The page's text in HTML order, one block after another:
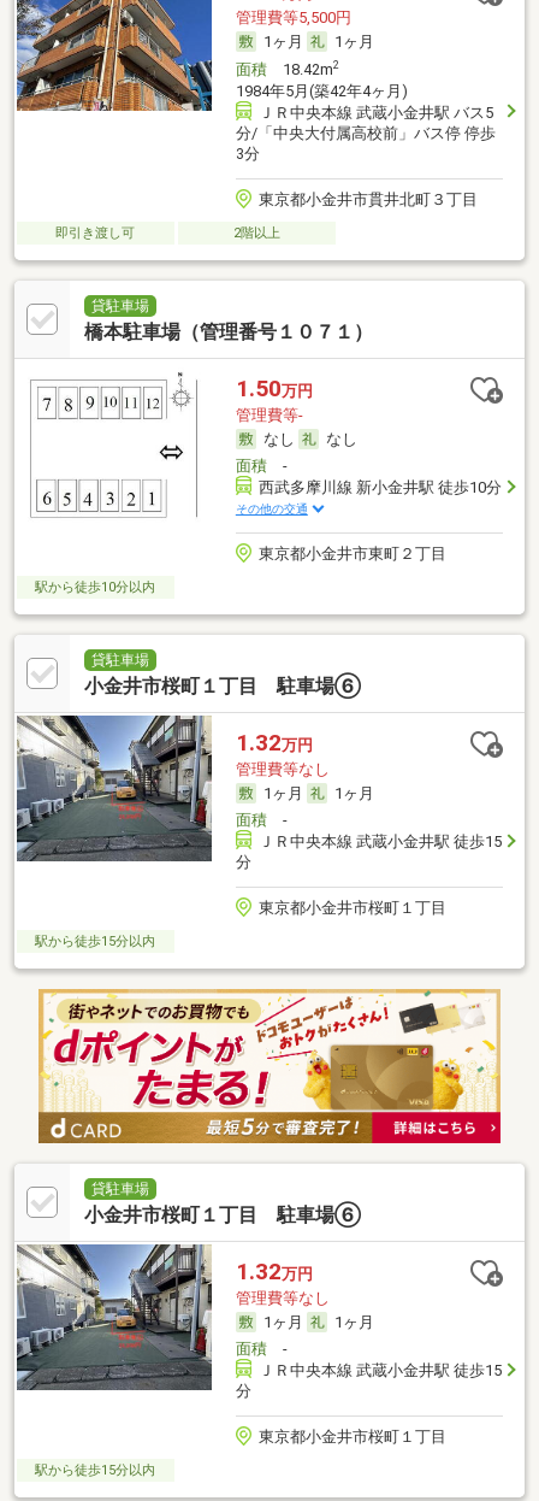
管理費等5,500円
1ヶ月
1ヶ月
面積18.42m2
1984年5月(築42年4ヶ月)
ＪＲ中央本線 武蔵小金井駅 バス5
分/「中央大付属高校前」バス停 停歩
3分
東京都小金井市貫井北町３丁目
即引き渡し可 2階以上
貸駐車場
橋本駐車場（管理番号１０７１）
1.50万円
管理費等-
なし
なし
面積-
西武多摩川線 新小金井駅 徒歩10分
その他の交通
東京都小金井市東町２丁目
駅から徒歩10分以内
貸駐車場
小金井市桜町１丁目 駐車場⑥
1.32万円
管理費等なし
1ヶ月
1ヶ月
面積-
ＪＲ中央本線 武蔵小金井駅 徒歩15
分
東京都小金井市桜町１丁目
駅から徒歩15分以内
貸駐車場
小金井市桜町１丁目 駐車場⑥
1.32万円
管理費等なし
1ヶ月
1ヶ月
面積-
ＪＲ中央本線 武蔵小金井駅 徒歩15
分
東京都小金井市桜町１丁目
駅から徒歩15分以内